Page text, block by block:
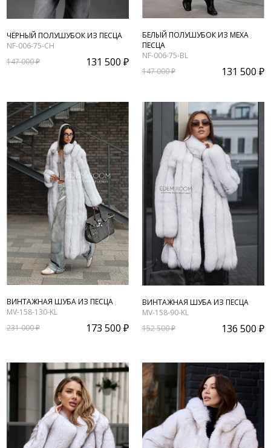
ЧЁРНЫЙ ПОЛУШУБОК ИЗ ПЕСЦА
NF-006-75-CH
147 000 ₽
131 500 ₽
БЕЛЫЙ ПОЛУШУБОК ИЗ МЕХА
ПЕСЦА
NF-006-75-BL
147 000 ₽
131 500 ₽
ВИНТАЖНАЯ ШУБА ИЗ ПЕСЦА
MV-158-130-KL
231 000 ₽
173 500 ₽
ВИНТАЖНАЯ ШУБА ИЗ ПЕСЦА
MV-158-90-KL
152 500 ₽
136 500 ₽